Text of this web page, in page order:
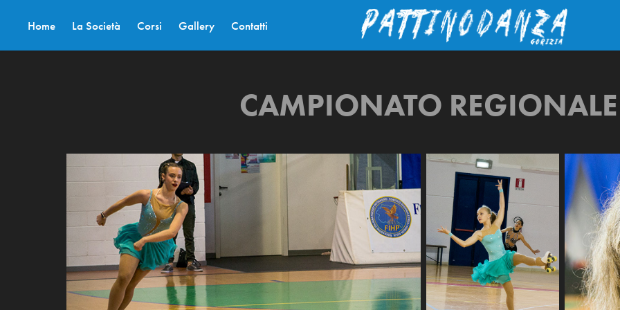
Home La Società Corsi Gallery Contatti
CAMPIONATO